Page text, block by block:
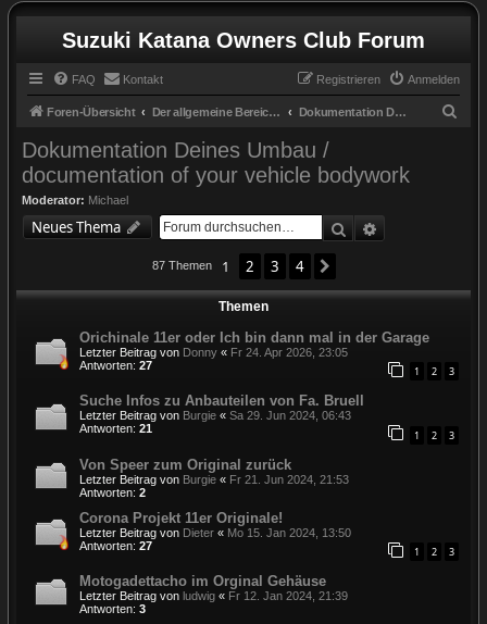
Suzuki Katana Owners Club Forum
FAQ Kontakt Anmelden
Registrieren
Foren-Übersicht Der allgemeine Bereich / the general zone Dokumentation Deines Umbau / documentation of your vehicle bodywork
Dokumentation Deines Umbau /
documentation of your vehicle bodywork
Moderator: Michael
Neues Thema Suche
87 Themen 1 2 3 4
Themen
Orichinale 11er oder Ich bin dann mal in der Garage
Letzter Beitrag von Donny « Fr 24. Apr 2026, 23:05
Antworten: 27 1 2 3
Suche Infos zu Anbauteilen von Fa. Bruell
Letzter Beitrag von Burgie « Sa 29. Jun 2024, 06:43
Antworten: 21 1 2 3
Von Speer zum Original zurück
Letzter Beitrag von Burgie « Fr 21. Jun 2024, 21:53
Antworten: 2
Corona Projekt 11er Originale!
Letzter Beitrag von Dieter « Mo 15. Jan 2024, 13:50
Antworten: 27 1 2 3
Motogadettacho im Orginal Gehäuse
Letzter Beitrag von ludwig « Fr 12. Jan 2024, 21:39
Antworten: 3